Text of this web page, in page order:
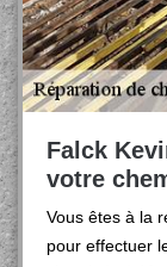
Falck
votre
Vous êtes à la
pour effectuer